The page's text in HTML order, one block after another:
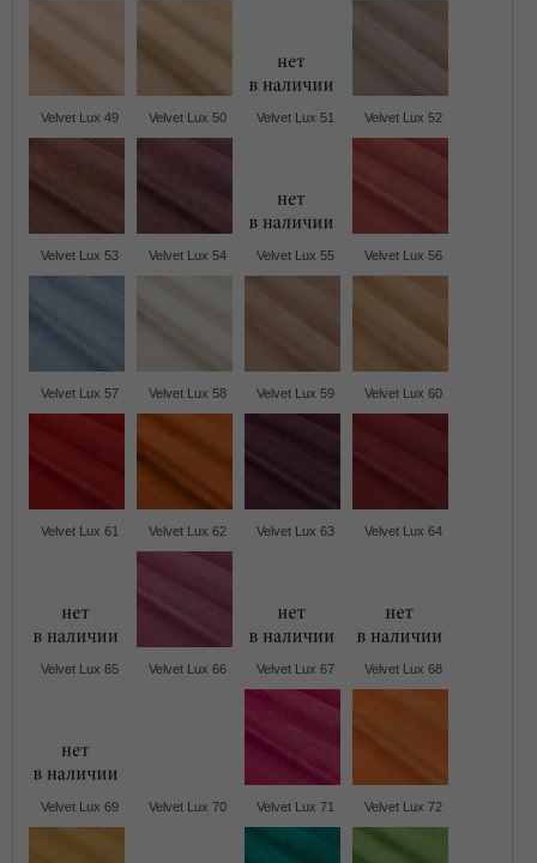
Velvet Lux 49 Velvet Lux 50 Velvet Lux 51 Velvet Lux 52
Velvet Lux 53 Velvet Lux 54 Velvet Lux 55 Velvet Lux 56
Velvet Lux 57 Velvet Lux 58 Velvet Lux 59 Velvet Lux 60
Velvet Lux 61 Velvet Lux 62 Velvet Lux 63 Velvet Lux 64
Velvet Lux 65 Velvet Lux 66 Velvet Lux 67 Velvet Lux 68
Velvet Lux 69 Velvet Lux 70 Velvet Lux 71 Velvet Lux 72